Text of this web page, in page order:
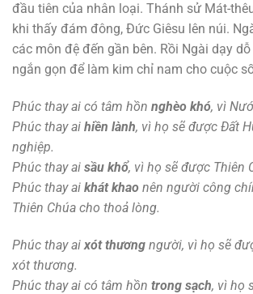
đầu tiên của nhân loại. Thánh sử Mát-
khi thấy đám đông, Đức Giêsu lên núi.
các môn đệ đến gần bên. Rồi Ngài dạy
ngắn gọn để làm kim chỉ nam cho cuộc
Phúc thay ai có tâm hồn nghèo khó, vì
Phúc thay ai hiền lành, vì họ sẽ được Đất
nghiệp.
Phúc thay ai sầu khổ, vì họ sẽ được Thiên
Phúc thay ai khát khao nên người công
Thiên Chúa cho thoả lòng.
Phúc thay ai xót thương người, vì họ sẽ
xót thương.
Phúc thay ai có tâm hồn trong sạch, vì họ